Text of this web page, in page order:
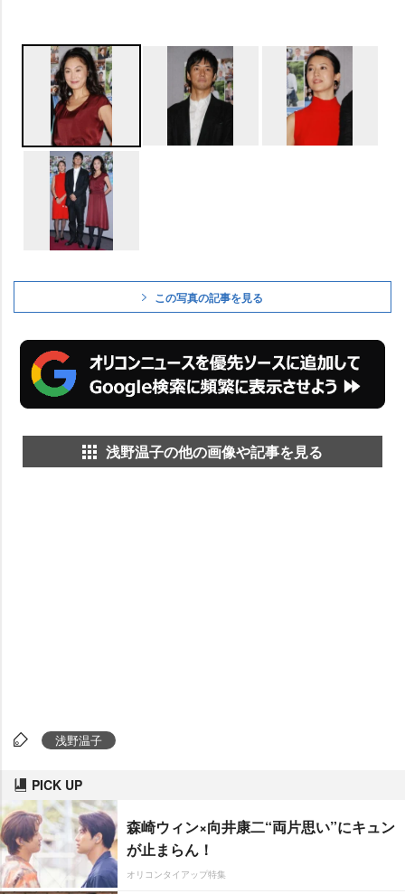
この写真の記事を見る
浅野温子の他の画像や記事を見る
浅野温子
PICK UP
森崎ウィン×向井康二“両片思い”にキュン
が止まらん！
オリコンタイアップ特集